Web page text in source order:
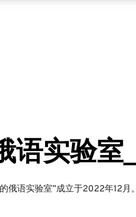
语实验室
俄语实验室”成立于2022年12